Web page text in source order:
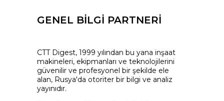
CTT Digest, 1999 yılından bu yana inşaat
makineleri, ekipmanları ve teknolojilerini
güvenilir ve profesyonel bir şekilde ele
alan, Rusya'da otoriter bir bilgi ve analiz
yayınıdır.
GENEL BİLGİ PARTNERİ